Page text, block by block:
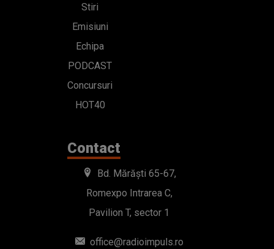
Stiri
Emisiuni
Echipa
PODCAST
Concursuri
HOT40
Contact
Bd. Mărăști 65-67,
Romexpo Intrarea C,
Pavilion T, sector 1
office@radioimpuls.ro